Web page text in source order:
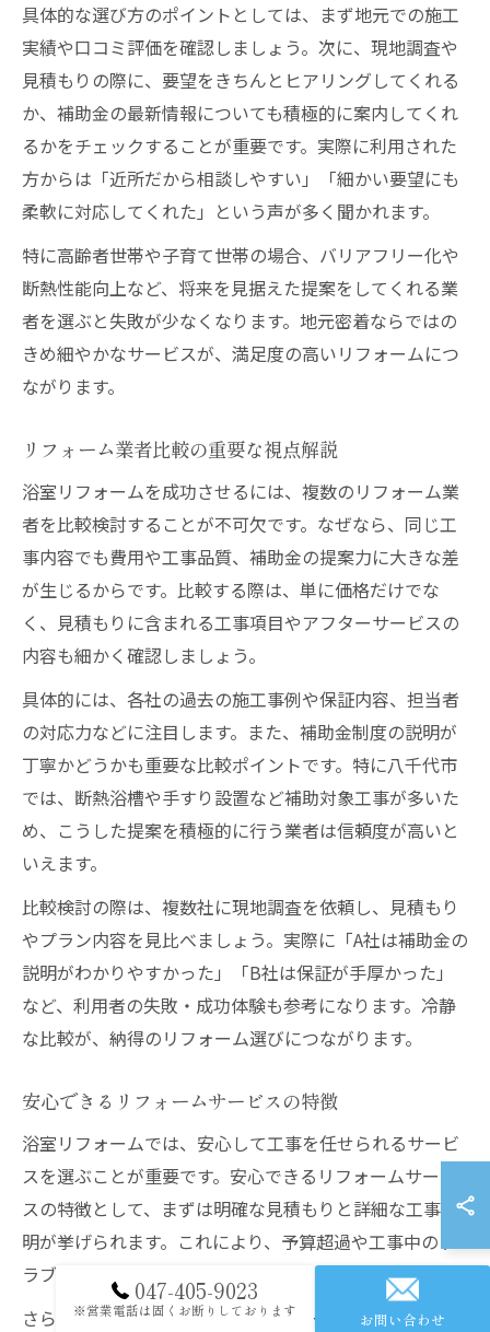
具体的な選び方のポイントとしては、まず地元での施工
実績や口コミ評価を確認しましょう。次に、現地調査や
見積もりの際に、要望をきちんとヒアリングしてくれる
か、補助金の最新情報についても積極的に案内してくれ
るかをチェックすることが重要です。実際に利用された
方からは「近所だから相談しやすい」「細かい要望にも
柔軟に対応してくれた」という声が多く聞かれます。
特に高齢者世帯や子育て世帯の場合、バリアフリー化や
断熱性能向上など、将来を見据えた提案をしてくれる業
者を選ぶと失敗が少なくなります。地元密着ならではの
きめ細やかなサービスが、満足度の高いリフォームにつ
ながります。
リフォーム業者比較の重要な視点解説
浴室リフォームを成功させるには、複数のリフォーム業
者を比較検討することが不可欠です。なぜなら、同じ工
事内容でも費用や工事品質、補助金の提案力に大きな差
が生じるからです。比較する際は、単に価格だけでな
く、見積もりに含まれる工事項目やアフターサービスの
内容も細かく確認しましょう。
具体的には、各社の過去の施工事例や保証内容、担当者
の対応力などに注目します。また、補助金制度の説明が
丁寧かどうかも重要な比較ポイントです。特に八千代市
では、断熱浴槽や手すり設置など補助対象工事が多いた
め、こうした提案を積極的に行う業者は信頼度が高いと
いえます。
比較検討の際は、複数社に現地調査を依頼し、見積もり
やプラン内容を見比べましょう。実際に「A社は補助金の
説明がわかりやすかった」「B社は保証が手厚かった」
など、利用者の失敗・成功体験も参考になります。冷静
な比較が、納得のリフォーム選びにつながります。
安心できるリフォームサービスの特徴
浴室リフォームでは、安心して工事を任せられるサービ
スを選ぶことが重要です。安心できるリフォームサービ
スの特徴として、まずは明確な見積もりと詳細な工事説
明が挙げられます。これにより、予算超過や工事中のト
ラブルを未然に防ぐことができます。
さらに、工事後の保証やアフターサービスが充実してい
047-405-9023
※営業電話は固くお断りしております お問い合わせ